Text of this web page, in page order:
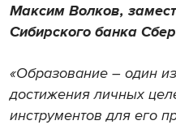
Максим Волков,
Сибирского банка
«Образование – один
достижения личных
инструментов для его